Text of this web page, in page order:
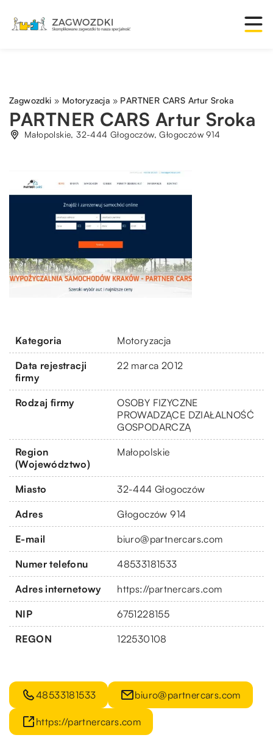
Zagwozdki » Motoryzacja » PARTNER CARS Artur Sroka
PARTNER CARS Artur Sroka
Małopolskie, 32-444 Głogoczów, Głogoczów 914
Kategoria Motoryzacja
Data rejestracji
firmy
22 marca 2012
Rodzaj firmy
OSOBY FIZYCZNE
PROWADZĄCE DZIAŁALNOŚĆ
GOSPODARCZĄ
Region
(Województwo)
Małopolskie
Miasto 32-444 Głogoczów
Adres Głogoczów 914
E-mail biuro@partnercars.com
Numer telefonu 48533181533
Adres internetowy https://partnercars.com
NIP 6751228155
REGON 122530108
48533181533 biuro@partnercars.com
https://partnercars.com